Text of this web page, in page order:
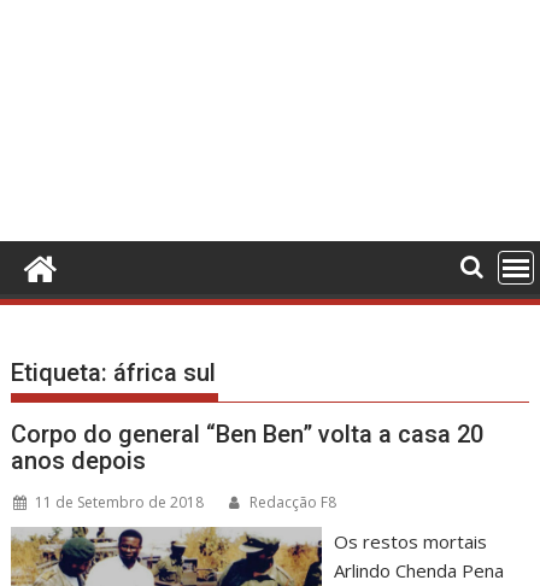
Etiqueta: áfrica sul
Corpo do general “Ben Ben” volta a casa 20
anos depois
11 de Setembro de 2018 Redacção F8
Os restos mortais
Arlindo Chenda Pena